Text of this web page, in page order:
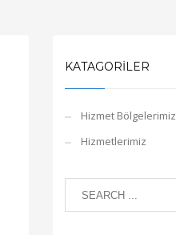
KATAGORILER
Hizmet Bölgelerimiz
Hizmetlerimiz